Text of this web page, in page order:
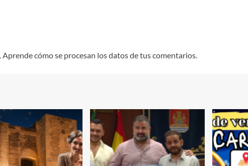
Aprende cómo se procesan los datos de tus comentarios.